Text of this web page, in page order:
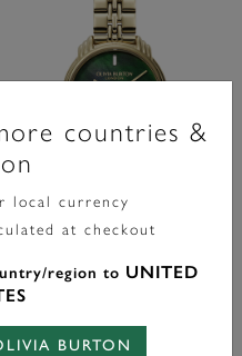
Montre Art Déco 2.0 Vert Forêt
Et Bracelet Or 30 Mm
countries &
local currency
at checkout
region to UNITED
BURTON